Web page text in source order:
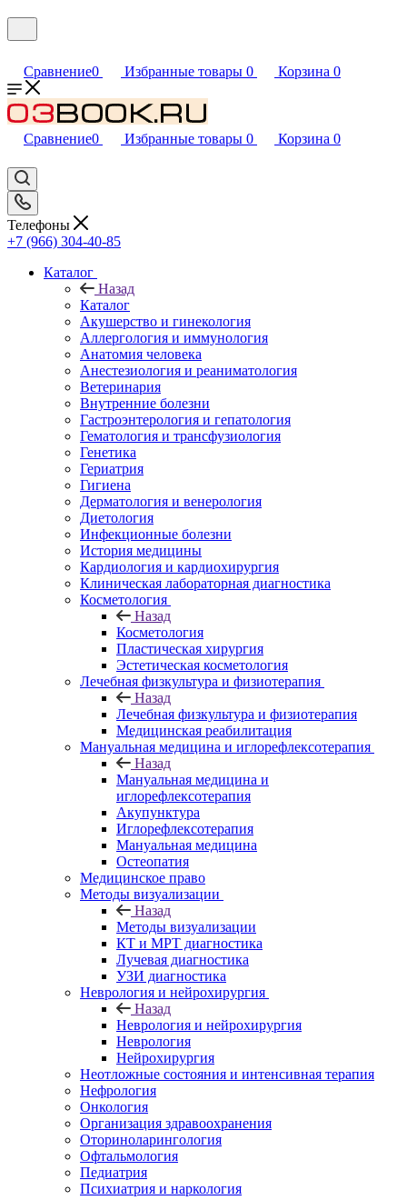
Сравнение0 Избранные товары 0 Корзина 0
Сравнение0 Избранные товары 0 Корзина 0
Телефоны
+7 (966) 304-40-85
Каталог
Назад
Каталог
Акушерство и гинекология
Аллергология и иммунология
Анатомия человека
Анестезиология и реаниматология
Ветеринария
Внутренние болезни
Гастроэнтерология и гепатология
Гематология и трансфузиология
Генетика
Гериатрия
Гигиена
Дерматология и венерология
Диетология
Инфекционные болезни
История медицины
Кардиология и кардиохирургия
Клиническая лабораторная диагностика
Косметология
Назад
Косметология
Пластическая хирургия
Эстетическая косметология
Лечебная физкультура и физиотерапия
Назад
Лечебная физкультура и физиотерапия
Медицинская реабилитация
Мануальная медицина и иглорефлексотерапия
Назад
Мануальная медицина и
иглорефлексотерапия
Акупунктура
Иглорефлексотерапия
Мануальная медицина
Остеопатия
Медицинское право
Методы визуализации
Назад
Методы визуализации
КТ и МРТ диагностика
Лучевая диагностика
УЗИ диагностика
Неврология и нейрохирургия
Назад
Неврология и нейрохирургия
Неврология
Нейрохирургия
Неотложные состояния и интенсивная терапия
Нефрология
Онкология
Организация здравоохранения
Оториноларингология
Офтальмология
Педиатрия
Психиатрия и наркология